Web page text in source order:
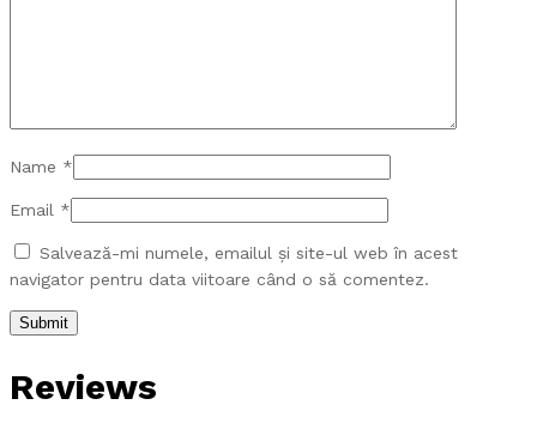
Name *
Email *
Salvează-mi numele, emailul și site-ul web în acest
navigator pentru data viitoare când o să comentez.
Reviews